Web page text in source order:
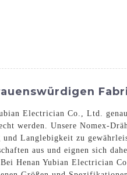
Electrician Co., Ltd.
werden. Unsere Nomex-
Langlebigkeit zu
aus und eignen sich
Henan Yubian Electrician